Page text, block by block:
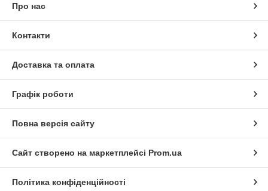
Про нас
Контакти
Доставка та оплата
Графік роботи
Повна версія сайту
Сайт створено на маркетплейсі Prom.ua
Політика конфіденційності